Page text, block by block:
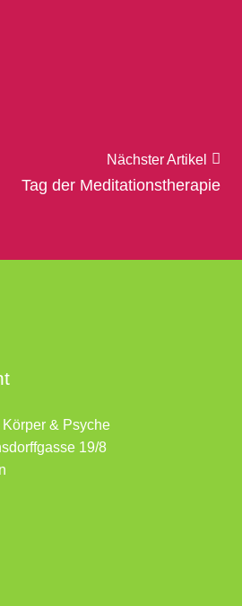
Nächster Artikel
Tag der Meditationstherapie
Körper & Psyche
19/8